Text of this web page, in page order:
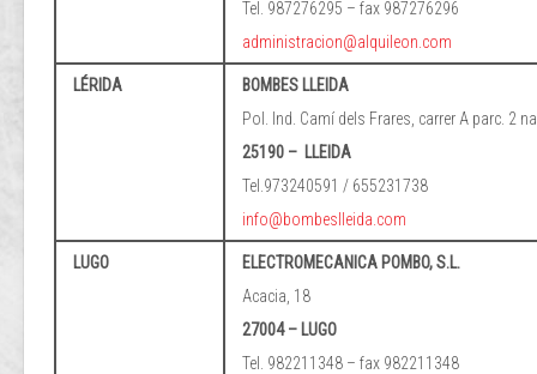
Tel. 987276295 – fax 987276296
administracion@alquileon.com
LÉRIDA
BOMBES LLEIDA
Pol. Ind. Camí dels Frares, carrer A parc. 2
25190 – LLEIDA
Tel.973240591 / 655231738
info@bombeslleida.com
LUGO
ELECTROMECANICA POMBO, S.L.
Acacia, 18
27004 – LUGO
Tel. 982211348 – fax 982211348